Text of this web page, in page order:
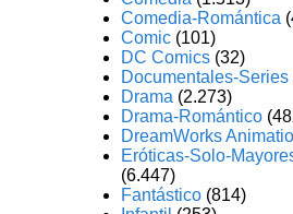
Comedia-Romántica
Comic (101)
DC Comics (32)
Documentales-Series
Drama (2.273)
Drama-Romántico
DreamWorks
Eróticas-Solo-
(6.447)
Fantástico (814)